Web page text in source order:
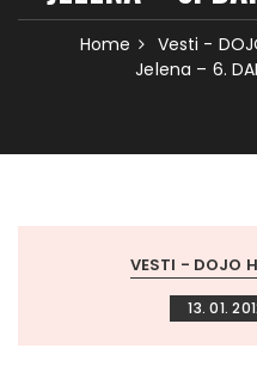
Home
Vesti -
Jelena – 6.
VESTI - DOJO
13. 01.